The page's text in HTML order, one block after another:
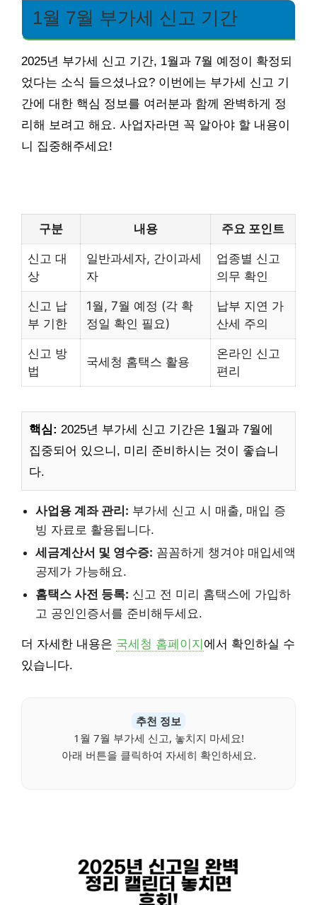
1월 7월 부가세 신고 기간
2025년 부가세 신고 기간, 1월과 7월 예정이 확정되
었다는 소식 들으셨나요? 이번에는 부가세 신고 기
간에 대한 핵심 정보를 여러분과 함께 완벽하게 정
리해 보려고 해요. 사업자라면 꼭 알아야 할 내용이
니 집중해주세요!
구분 내용 주요 포인트
신고 대
상
일반과세자, 간이과세
자
업종별 신고
의무 확인
신고 납
부 기한
1월, 7월 예정 (각 확
정일 확인 필요)
납부 지연 가
산세 주의
신고 방
법
국세청 홈택스 활용
온라인 신고
편리
핵심: 2025년 부가세 신고 기간은 1월과 7월에
집중되어 있으니, 미리 준비하시는 것이 좋습니
다.
사업용 계좌 관리: 부가세 신고 시 매출, 매입 증
빙 자료로 활용됩니다.
세금계산서 및 영수증: 꼼꼼하게 챙겨야 매입세액
공제가 가능해요.
홈택스 사전 등록: 신고 전 미리 홈택스에 가입하
고 공인인증서를 준비해두세요.
더 자세한 내용은 국세청 홈페이지 에서 확인하실 수
있습니다.
추천 정보
1월 7월 부가세 신고, 놓치지 마세요!
아래 버튼을 클릭하여 자세히 확인하세요.